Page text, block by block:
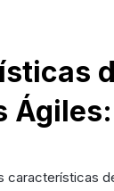
Ágiles:
características